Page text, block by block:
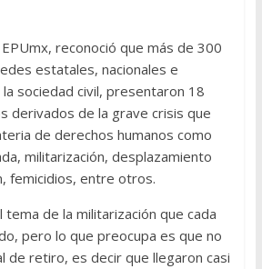
reconoció que más de 300
estatales, nacionales e
sociedad civil, presentaron 18
derivados de la grave crisis que
de derechos humanos como
militarización, desplazamiento
femicidios, entre otros.
tema de la militarización que cada
pero lo que preocupa es que no
de retiro, es decir que llegaron casi